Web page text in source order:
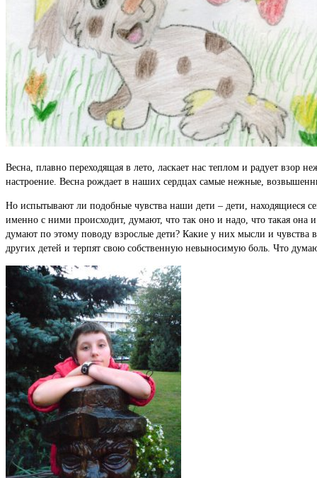
Весна, плавно переходящая в лето, ласкает нас теплом и радует взор
настроение. Весна рождает в наших сердцах самые нежные,
Но испытывают ли подобные чувства наши дети – дети, находящиеся
именно с ними происходит, думают, что так оно и надо, что такая она
думают по этому поводу взрослые дети? Какие у них мысли и чувства
других детей и терпят свою собственную невыносимую боль. Что